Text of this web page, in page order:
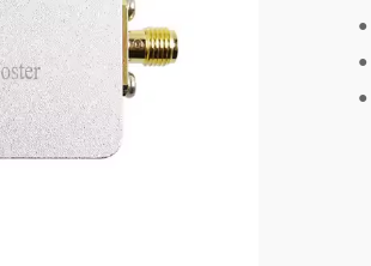
●
●
●